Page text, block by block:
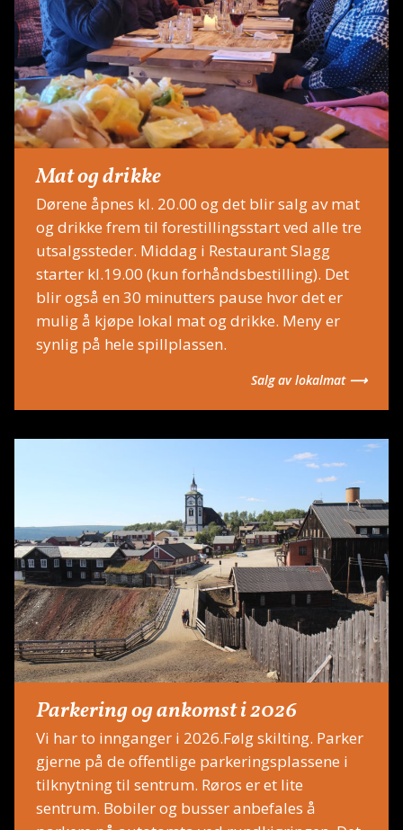
Mat og drikke
Dørene åpnes kl. 20.00 og det blir salg av mat
og drikke frem til forestillingsstart ved alle tre
utsalgssteder. Middag i Restaurant Slagg
starter kl.19.00 (kun forhåndsbestilling). Det
blir også en 30 minutters pause hvor det er
mulig å kjøpe lokal mat og drikke. Meny er
synlig på hele spillplassen.
Salg av lokalmat ⟶
Parkering og ankomst i 2026
Vi har to innganger i 2026.Følg skilting. Parker
gjerne på de offentlige parkeringsplassene i
tilknytning til sentrum. Røros er et lite
sentrum. Bobiler og busser anbefales å